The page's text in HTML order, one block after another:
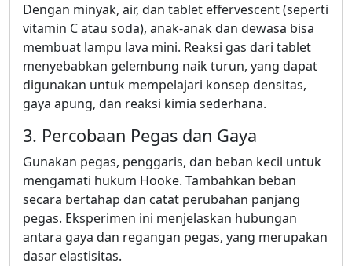
Dengan minyak, air, dan tablet effervescent (seperti
vitamin C atau soda), anak-anak dan dewasa bisa
membuat lampu lava mini. Reaksi gas dari tablet
menyebabkan gelembung naik turun, yang dapat
digunakan untuk mempelajari konsep densitas,
gaya apung, dan reaksi kimia sederhana.
3. Percobaan Pegas dan Gaya
Gunakan pegas, penggaris, dan beban kecil untuk
mengamati hukum Hooke. Tambahkan beban
secara bertahap dan catat perubahan panjang
pegas. Eksperimen ini menjelaskan hubungan
antara gaya dan regangan pegas, yang merupakan
dasar elastisitas.